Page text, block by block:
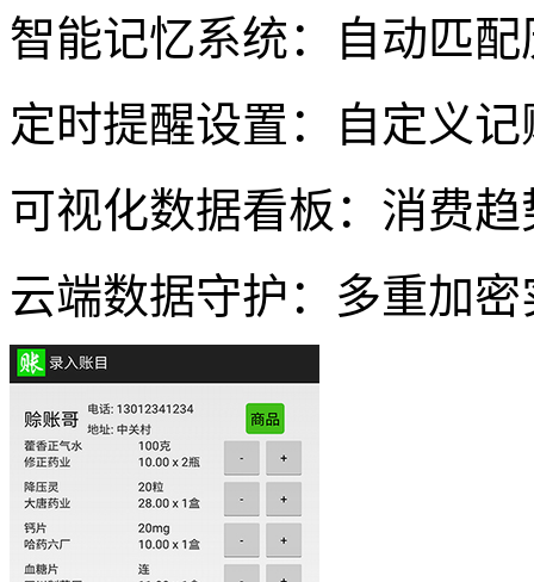
智能记忆系统：自动匹
定时提醒设置：自定义
可视化数据看板：消费
云端数据守护：多重加